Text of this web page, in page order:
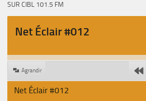
SUR CIBL 101.5 FM
Net Éclair #012
Agrandir
Net Éclair #012